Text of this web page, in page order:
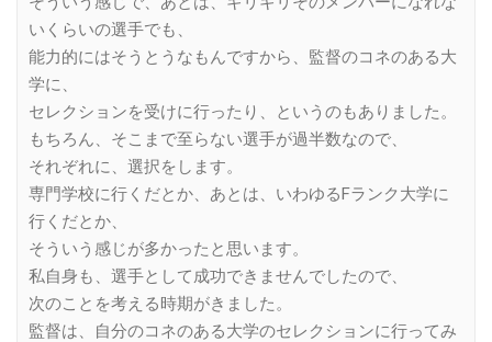
いくらいの選手でも、
能力的にはそうとうなもんですから、監督のコネのある大
学に、
セレクションを受けに行ったり、というのもありました。
もちろん、そこまで至らない選手が過半数なので、
それぞれに、選択をします。
専門学校に行くだとか、あとは、いわゆるFランク大学に
行くだとか、
そういう感じが多かったと思います。
私自身も、選手として成功できませんでしたので、
次のことを考える時期がきました。
監督は、自分のコネのある大学のセレクションに行ってみ